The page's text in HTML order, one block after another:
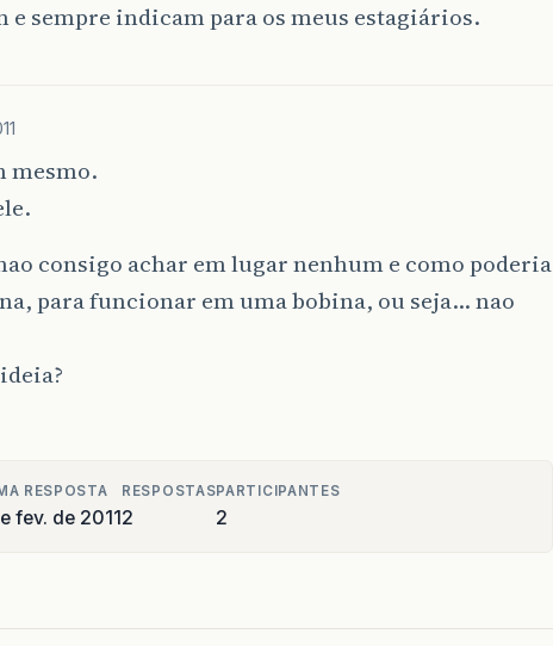
e sempre indicam para os meus estagiários.
mesmo.
consigo achar em lugar nenhum e como poderia
para funcionar em uma bobina, ou seja… nao
RESPOSTA
fev. de 2011
RESPOSTAS
2
PARTICIPANTES
2